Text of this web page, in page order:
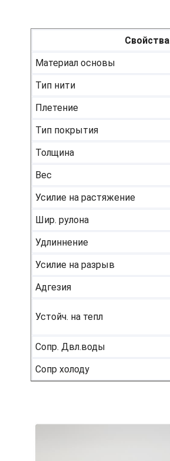
Свойства
Материал основы
Тип нити
Плетение
Тип покрытия
Толщина
Вес
Усилие на растяжение
Шир. рулона
Удлиннение
Усилие на разрыв
Адгезия
Устойч. на тепл
Сопр. Двл.воды
Сопр холоду